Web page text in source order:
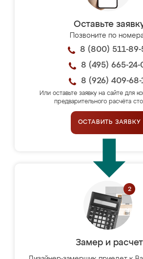
Оставьте
Позвоните по
8 (800) 511-89-
8 (495) 665-24-
8 (926) 409-68-
Или оставьте заявку на сайте для
предварительного расчёта
ОСТАВИТЬ ЗАЯВКУ
Замер и расчет